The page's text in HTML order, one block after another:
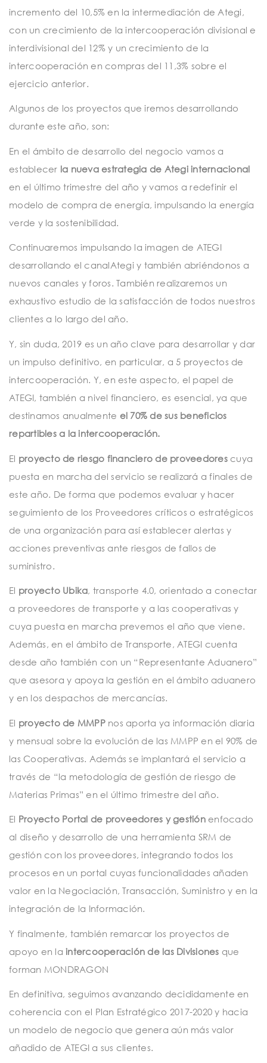
incremento del 10,5% en la intermediación de Ategi,
con un crecimiento de la intercooperación divisional e
interdivisional del 12% y un crecimiento de la
intercooperación en compras del 11,3% sobre el
ejercicio anterior.
Algunos de los proyectos que iremos desarrollando
durante este año, son:
En el ámbito de desarrollo del negocio vamos a
establecer la nueva estrategia de Ategi internacional
en el último trimestre del año y vamos a redefinir el
modelo de compra de energía, impulsando la energía
verde y la sostenibilidad.
Continuaremos impulsando la imagen de ATEGI
desarrollando el canalAtegi y también abriéndonos a
nuevos canales y foros. También realizaremos un
exhaustivo estudio de la satisfacción de todos nuestros
clientes a lo largo del año.
Y, sin duda, 2019 es un año clave para desarrollar y dar
un impulso definitivo, en particular, a 5 proyectos de
intercooperación. Y, en este aspecto, el papel de
ATEGI, también a nivel financiero, es esencial, ya que
destinamos anualmente el 70% de sus beneficios
repartibles a la intercooperación.
El proyecto de riesgo financiero de proveedorescuya
puesta en marcha del servicio se realizará a finales de
este año. De forma que podemos evaluar y hacer
seguimiento de los Proveedores críticos o estratégicos
de una organización para así establecer alertas y
acciones preventivas ante riesgos de fallos de
suministro.
El proyecto Ubika, transporte 4.0, orientado a conectar
a proveedores de transporte y a las cooperativas y
cuya puesta en marcha prevemos el año que viene.
Además, en el ámbito de Transporte, ATEGI cuenta
desde año también con un “Representante Aduanero”
que asesora y apoya la gestión en el ámbito aduanero
y en los despachos de mercancías.
El proyecto de MMPPnos aporta ya información diaria
y mensual sobre la evolución de las MMPP en el 90% de
las Cooperativas. Además se implantará el servicio a
través de “la metodología de gestión de riesgo de
Materias Primas” en el último trimestre del año.
El Proyecto Portal de proveedores y gestiónenfocado
al diseño y desarrollo de una herramienta SRM de
gestión con los proveedores, integrando todos los
procesos en un portal cuyas funcionalidades añaden
valor en la Negociación, Transacción, Suministro y en la
integración de la Información.
Y finalmente, también remarcar los proyectos de
apoyo en la intercooperación de las Divisiones que
forman MONDRAGON
En definitiva, seguimos avanzando decididamente en
coherencia con el Plan Estratégico 2017-2020 y hacia
un modelo de negocio que genera aún más valor
añadido de ATEGI a sus clientes.